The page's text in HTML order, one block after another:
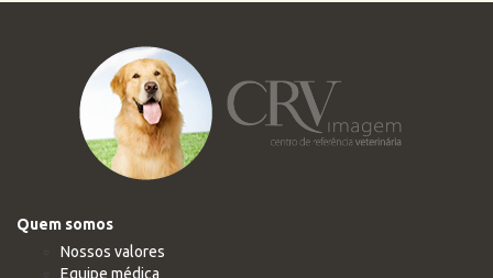
Quem somos
Nossos valores
Equipe médica